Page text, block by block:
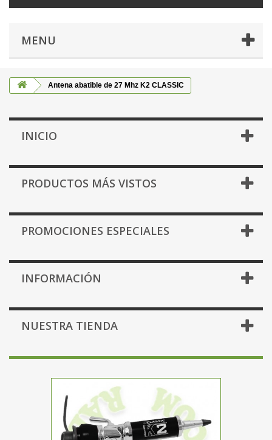
MENU
Antena abatible de 27 Mhz K2 CLASSIC
INICIO
PRODUCTOS MÁS VISTOS
PROMOCIONES ESPECIALES
INFORMACIÓN
NUESTRA TIENDA